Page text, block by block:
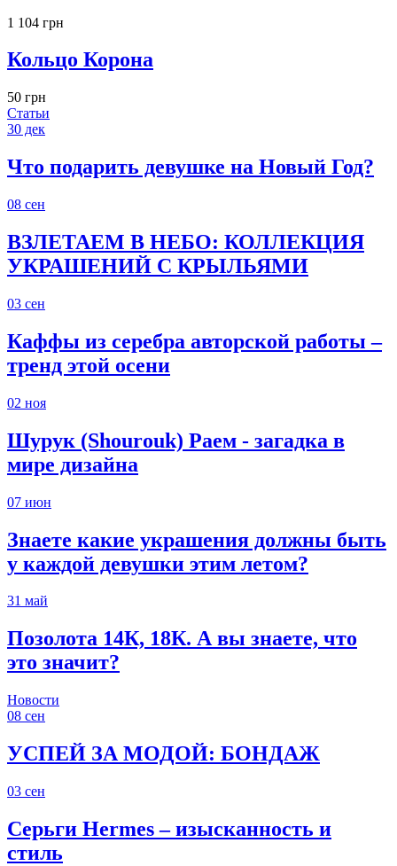
1 104 грн
Кольцо Корона
50 грн
Статьи
30 дек
Что подарить девушке на Новый Год?
08 сен
ВЗЛЕТАЕМ В НЕБО: КОЛЛЕКЦИЯ
УКРАШЕНИЙ С КРЫЛЬЯМИ
03 сен
Каффы из серебра авторской работы –
тренд этой осени
02 ноя
Шурук (Shourouk) Раем - загадка в
мире дизайна
07 июн
Знаете какие украшения должны быть
у каждой девушки этим летом?
31 май
Позолота 14К, 18К. А вы знаете, что
это значит?
Новости
08 сен
УСПЕЙ ЗА МОДОЙ: БОНДАЖ
03 сен
Серьги Hermes – изысканность и
стиль